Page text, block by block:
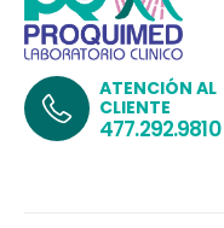
ATENCIÓN AL
CLIENTE
477.292.9810